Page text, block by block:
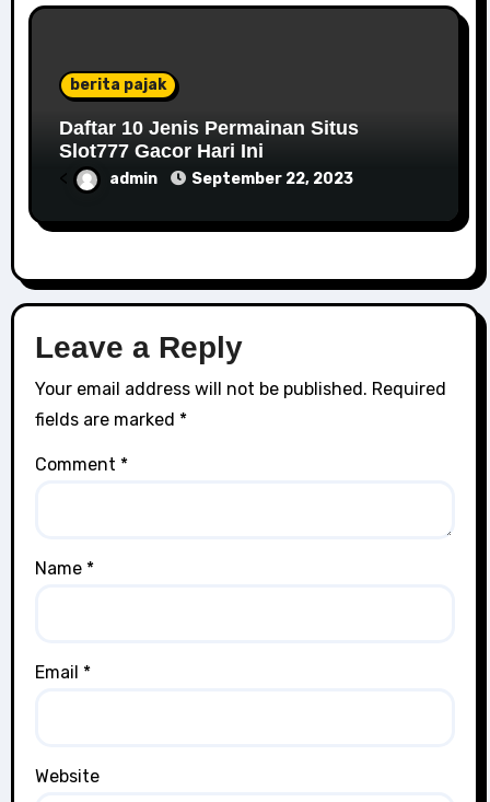
berita pajak
Daftar 10 Jenis Permainan Situs
Slot777 Gacor Hari Ini
< admin September 22, 2023
Leave a Reply
Your email address will not be published. Required
fields are marked *
Comment *
Name *
Email *
Website